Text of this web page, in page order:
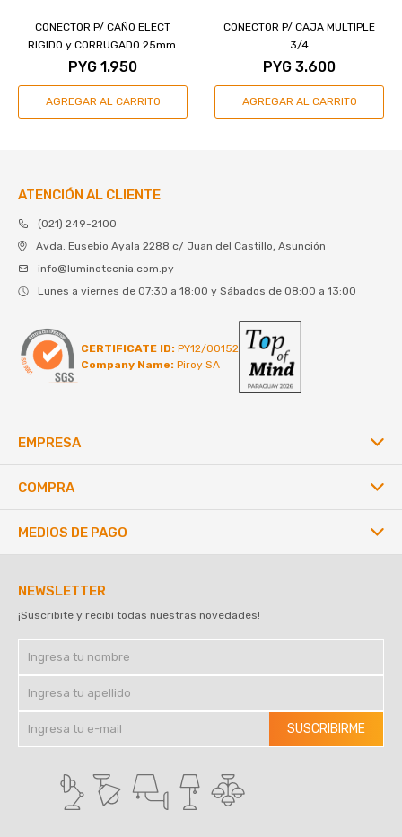
CONECTOR P/ CAÑO ELECT
RIGIDO y CORRUGADO 25mm.
GENROD
PYG 1.950
CONECTOR P/ CAJA MULTIPLE
3/4
PYG 3.600
ATENCIÓN AL CLIENTE
(021) 249-2100
Avda. Eusebio Ayala 2288 c/ Juan del Castillo, Asunción
info@luminotecnia.com.py
Lunes a viernes de 07:30 a 18:00 y Sábados de 08:00 a 13:00
CERTIFICATE ID: PY12/00152
Company Name: Piroy SA
EMPRESA
COMPRA
NEWSLETTER
¡Suscribite y recibí todas nuestras novedades!
SUSCRIBIRME
MEDIOS DE PAGO